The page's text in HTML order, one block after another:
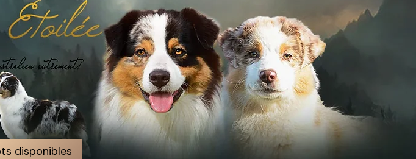
disponibles
disponibles